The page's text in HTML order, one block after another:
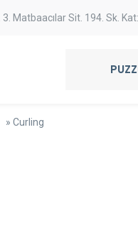
Matbaacılar Sit. 194. Sk.
» Curling